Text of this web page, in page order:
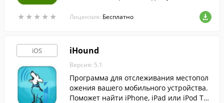
★ ★ ★ ★ ★
★ ★ ★ ★ ★
ровья и дома, с экрана вашего iPhone.
Лицензия: Бесплатно
iOS iHound
Версия: 5.1
Программа для отслеживания местопол
ожения вашего мобильного устройства.
Поможет найти iPhone, iPad или iPod To